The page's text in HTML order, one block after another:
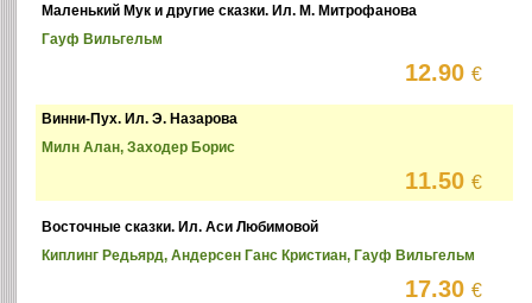
Маленький Мук и другие сказки. Ил. М. Митрофанова
Гауф Вильгельм
12.90€
Винни-Пух. Ил. Э. Назарова
Милн Алан, Заходер Борис
11.50€
Восточные сказки. Ил. Аси Любимовой
Киплинг Редьярд, Андерсен Ганс Кристиан, Гауф Вильгельм
17.30€